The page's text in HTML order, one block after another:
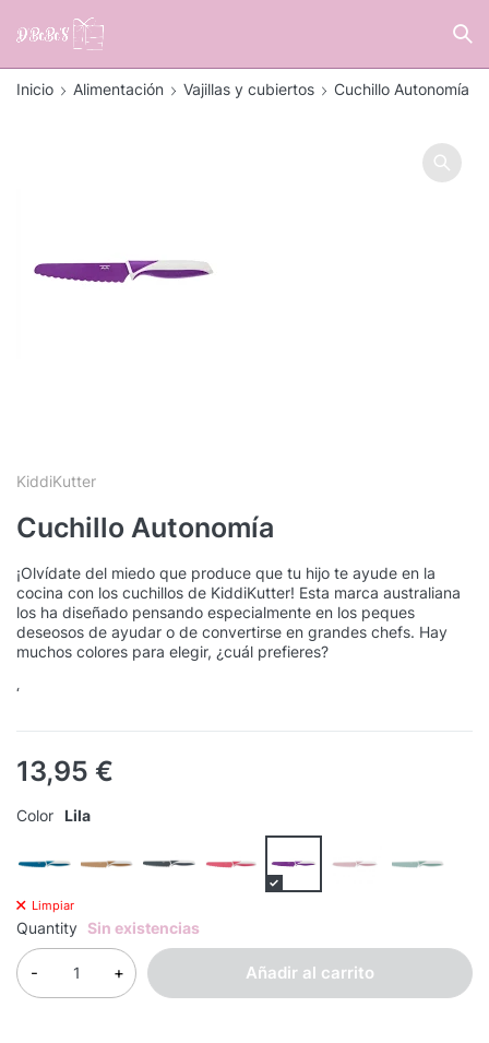
Inicio Alimentación Vajillas y cubiertos Cuchillo Autonomía
KiddiKutter
Cuchillo Autonomía
¡Olvídate del miedo que produce que tu hijo te ayude en la
cocina con los cuchillos de KiddiKutter! Esta marca australiana
los ha diseñado pensando especialmente en los peques
deseosos de ayudar o de convertirse en grandes chefs. Hay
muchos colores para elegir, ¿cuál prefieres?
‘
13,95 €
Color Lila
Limpiar
Quantity Sin existencias
Añadir al carrito